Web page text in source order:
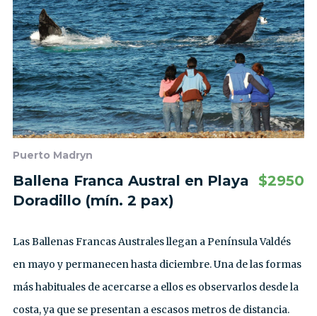
Puerto Madryn
Ballena Franca Austral en Playa
Doradillo (mín. 2 pax)
$2950
Las Ballenas Francas Australes llegan a Península Valdés
en mayo y permanecen hasta diciembre. Una de las formas
más habituales de acercarse a ellos es observarlos desde la
costa, ya que se presentan a escasos metros de distancia.